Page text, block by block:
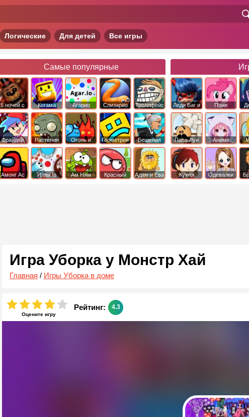
Логические Для детей Все игры
Самые популярные
5 ночей с
фредди
Когама Агарио Слизарио
Троллфейс
квест
Фрайдей
Найт
Фанкин
Растения
против
Зомби
Огонь и
Вода
Геометрия
Даш
Бешеная
бабка
сбежала из
психушки
Амонг Ас Игры Io Ам Ням
Красный
Адам и Ева
Леди Баг и
Супер Кот
Пони
Дружба это
Папа Луи Аниме
Кухня
Одевалки
Игра Уборка у Монстр Хай
Главная / Игры Уборка в доме
Оцените игру
Рейтинг: 4.3